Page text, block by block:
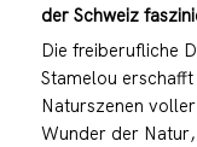
der Schweiz
Die freiberufliche
Stamelou
Naturszenen
Wunder der